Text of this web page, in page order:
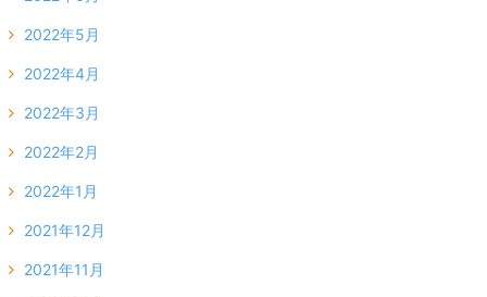
2022年5月
2022年4月
2022年3月
2022年2月
2022年1月
2021年12月
2021年11月